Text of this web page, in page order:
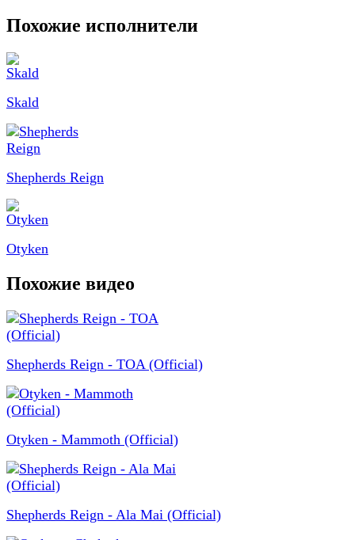
Похожие исполнители
Skald
Shepherds Reign
Otyken
Похожие видео
Shepherds Reign - TOA (Official)
Otyken - Mammoth (Official)
Shepherds Reign - Ala Mai (Official)